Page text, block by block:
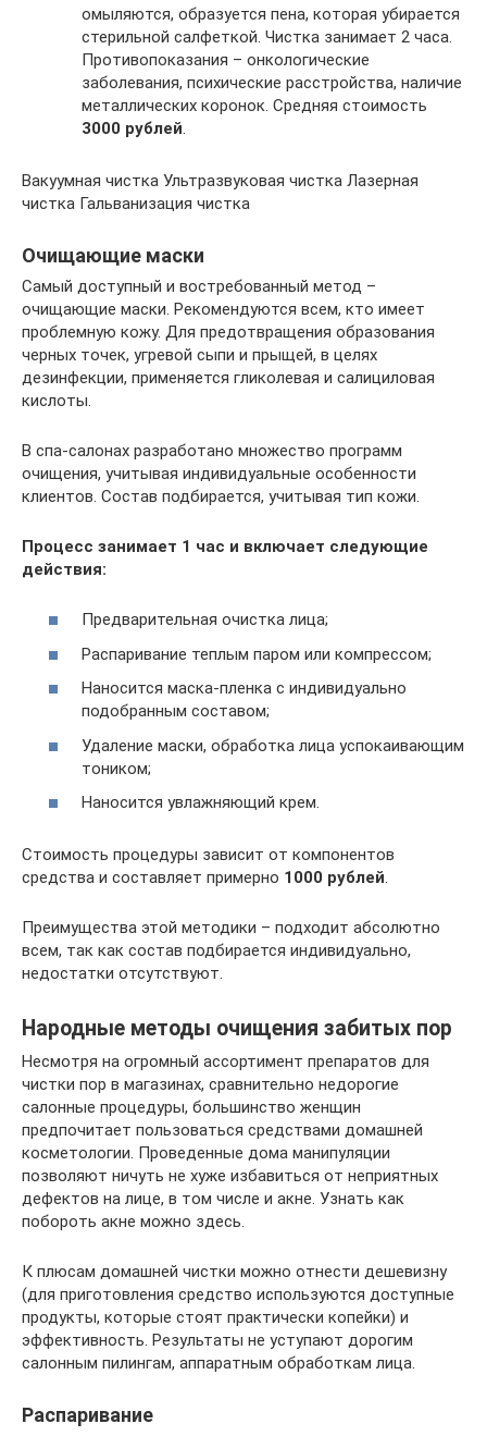
омыляются, образуется пена, которая убирается
стерильной салфеткой. Чистка занимает 2 часа.
Противопоказания – онкологические
заболевания, психические расстройства, наличие
металлических коронок. Средняя стоимость
3000 рублей
Вакуумная чистка Ультразвуковая чистка Лазерная
чистка Гальванизация чистка
Очищающие маски
Самый доступный и востребованный метод –
очищающие маски. Рекомендуются всем, кто имеет
проблемную кожу. Для предотвращения образования
черных точек, угревой сыпи и прыщей, в целях
дезинфекции, применяется гликолевая и салициловая
кислоты.
В спа-салонах разработано множество программ
очищения, учитывая индивидуальные особенности
клиентов. Состав подбирается, учитывая тип кожи.
Процесс занимает 1 час и включает следующие
действия:
Предварительная очистка лица;
Распаривание теплым паром или компрессом;
Наносится маска-пленка с индивидуально
подобранным составом;
Удаление маски, обработка лица успокаивающим
тоником;
Наносится увлажняющий крем.
Стоимость процедуры зависит от компонентов
средства и составляет примерно 1000 рублей.
Преимущества этой методики – подходит абсолютно
всем, так как состав подбирается индивидуально,
недостатки отсутствуют.
Народные методы очищения забитых пор
Несмотря на огромный ассортимент препаратов для
чистки пор в магазинах, сравнительно недорогие
салонные процедуры, большинство женщин
предпочитает пользоваться средствами домашней
косметологии. Проведенные дома манипуляции
позволяют ничуть не хуже избавиться от неприятных
дефектов на лице, в том числе и акне. Узнать как
побороть акне можно здесь.
К плюсам домашней чистки можно отнести дешевизну
(для приготовления средство используются доступные
продукты, которые стоят практически копейки) и
эффективность. Результаты не уступают дорогим
салонным пилингам, аппаратным обработкам лица.
Распаривание